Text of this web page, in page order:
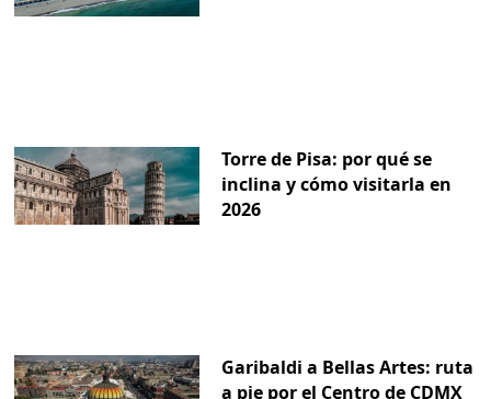
Torre de Pisa: por qué se
inclina y cómo visitarla en
2026
Garibaldi a Bellas Artes: ruta
a pie por el Centro de CDMX